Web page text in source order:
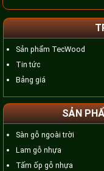
Sản phẩm TecWood
Tin tức
Bảng giá
SẢN
Sàn gỗ ngoài trời
Lam gỗ nhựa
Tấm ốp gỗ nhựa